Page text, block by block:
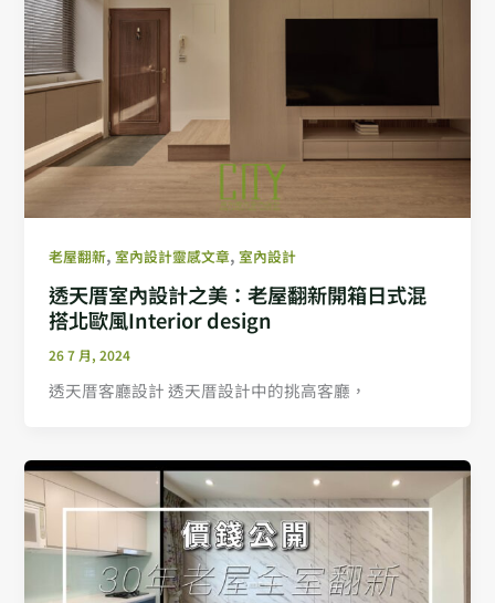
老屋翻新,室內設計靈感文章,室內設計
透天厝室內設計之美：老屋翻新開箱日式混
搭北歐風Interior design
26 7 月, 2024
透天厝客廳設計 透天厝設計中的挑高客廳，